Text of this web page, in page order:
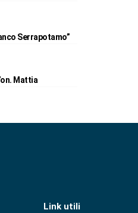
Serrapotamo”
Mattia
Link utili